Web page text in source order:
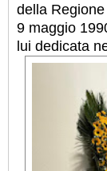
della
9 maggio
lui dedicata